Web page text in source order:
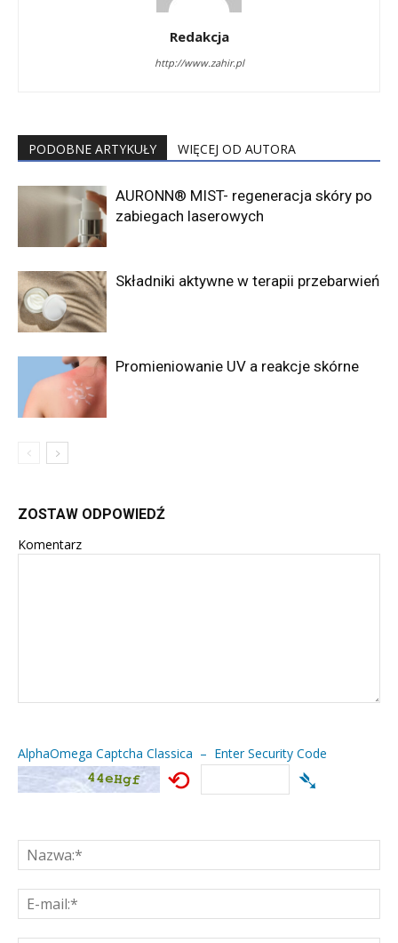
Redakcja
http://www.zahir.pl
PODOBNE ARTYKUŁY WIĘCEJ OD AUTORA
AURONN® MIST- regeneracja skóry po
zabiegach laserowych
Składniki aktywne w terapii przebarwień
Promieniowanie UV a reakcje skórne
ZOSTAW ODPOWIEDŹ
Komentarz
AlphaOmega Captcha Classica – Enter Security Code
⟲ ➴